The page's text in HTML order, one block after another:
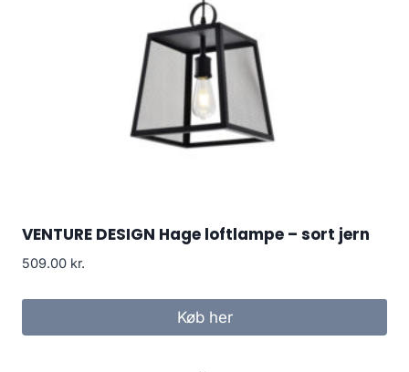
VENTURE DESIGN Hage loftlampe – sort jern
509.00 kr.
Køb her